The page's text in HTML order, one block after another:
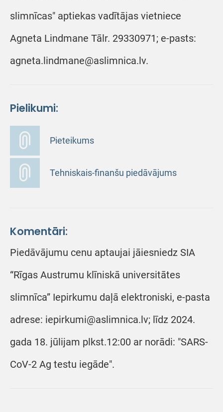
slimnīcas" aptiekas vadītājas vietniece
Agneta Lindmane Tālr. 29330971; e-pasts:
agneta.lindmane@aslimnica.lv.
Pielikumi:
Pieteikums
Tehniskais-finanšu piedāvājums
Komentāri:
Piedāvājumu cenu aptaujai jāiesniedz SIA
“Rīgas Austrumu klīniskā universitātes
slimnīca” Iepirkumu daļā elektroniski, e-pasta
adrese: iepirkumi@aslimnica.lv; līdz 2024.
gada 18. jūlijam plkst.12:00 ar norādi: "SARS-
CoV-2 Ag testu iegāde".